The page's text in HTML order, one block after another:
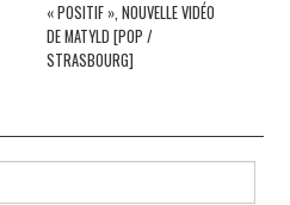
« POSITIF », NOUVELLE VIDÉO
DE MATYLD [POP /
STRASBOURG]